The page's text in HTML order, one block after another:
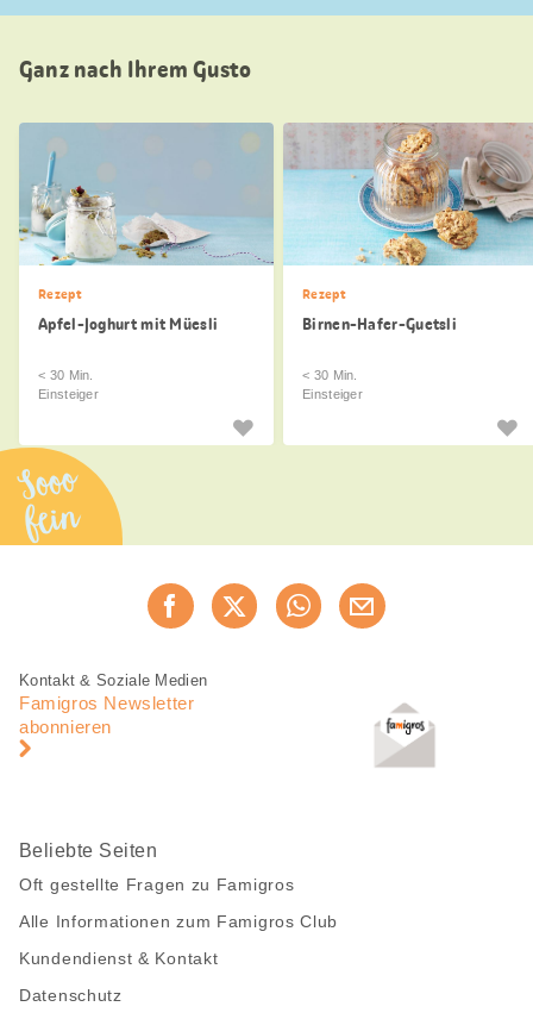
Ganz nach Ihrem Gusto
Rezept
Apfel-Joghurt mit Müesli
< 30 Min.
Einsteiger
Rezept
Birnen-Hafer-Guetsli
< 30 Min.
Einsteiger
Sooo
fein
Jetzt weiterempfehlen
Fusszeile
Fusszeile
Navigation
Kontakt & Soziale Medien
Famigros Newsletter
abonnieren
Beliebte Seiten
Oft gestellte Fragen zu Famigros
Alle Informationen zum Famigros Club
Kundendienst & Kontakt
Datenschutz